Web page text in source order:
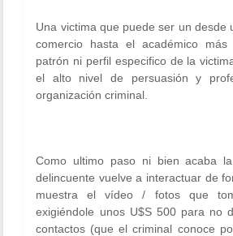
Una victima que puede ser un desde
comercio hasta el académico
patrón ni perfil especifico de la
el alto nivel de persuasión y
organización criminal.
Como ultimo paso ni bien acaba
delincuente vuelve a interactuar de
muestra el vídeo / fotos que
exigiéndole unos U$S 500 para no
contactos (que el criminal conoce